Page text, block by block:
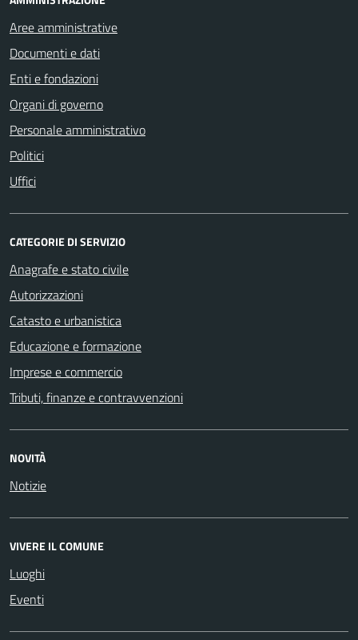
Aree amministrative
Documenti e dati
Enti e fondazioni
Organi di governo
Personale amministrativo
Politici
Uffici
CATEGORIE DI SERVIZIO
Anagrafe e stato civile
Autorizzazioni
Catasto e urbanistica
Educazione e formazione
Imprese e commercio
Tributi, finanze e contravvenzioni
NOVITÀ
Notizie
VIVERE IL COMUNE
Luoghi
Eventi